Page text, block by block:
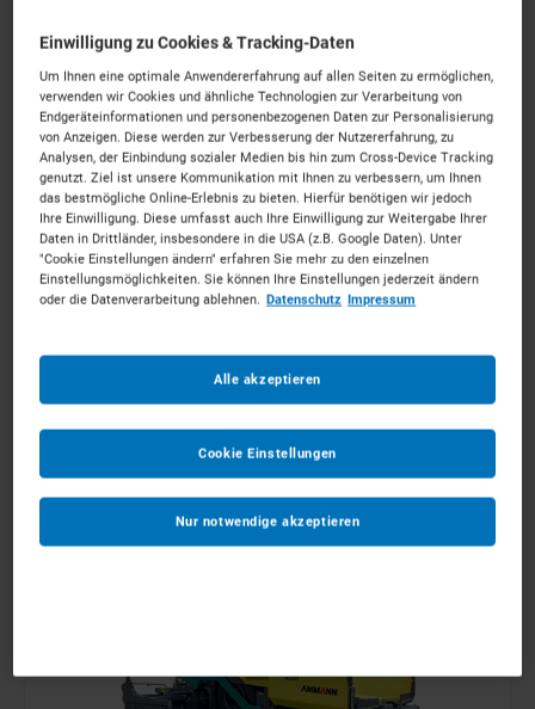
Unkompliziert, zu starken Konditionen und mit
persönlichem Experten-Service.
233Vermietpartner im RaumGelsenkirchen
Aufbereitungsanlagen
Einwilligung zu Cookies & Tracking-Daten
Um Ihnen eine optimale Anwendererfahrung auf allen Seiten zu ermöglichen,
verwenden wir Cookies und ähnliche Technologien zur Verarbeitung von
Endgeräteinformationen und personenbezogenen Daten zur Personalisierung
von Anzeigen. Diese werden zur Verbesserung der Nutzererfahrung, zu
Analysen, der Einbindung sozialer Medien bis hin zum Cross-Device Tracking
genutzt. Ziel ist unsere Kommunikation mit Ihnen zu verbessern, um Ihnen
das bestmögliche Online-Erlebnis zu bieten. Hierfür benötigen wir jedoch
Ihre Einwilligung. Diese umfasst auch Ihre Einwilligung zur Weitergabe Ihrer
Daten in Drittländer, insbesondere in die USA (z.B. Google Daten). Unter
"Cookie Einstellungen ändern" erfahren Sie mehr zu den einzelnen
Einstellungsmöglichkeiten. Sie können Ihre Einstellungen jederzeit ändern
oder die Datenverarbeitung ablehnen. Datenschutz Impressum
Nur notwendige akzeptieren
Alle akzeptieren
Cookie Einstellungen